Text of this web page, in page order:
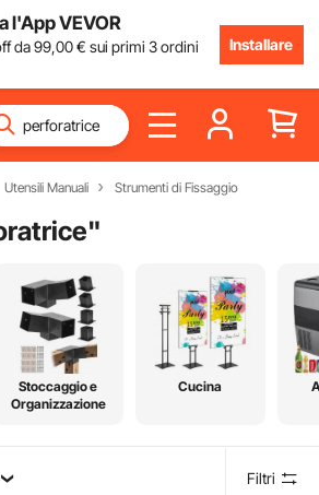
l'App VEVOR
da99,00€ sui primi 3 ordini
Installare
Utensili Manuali Strumenti di Fissaggio
"
Stoccaggio e
Organizzazione
Cucina
Filtri